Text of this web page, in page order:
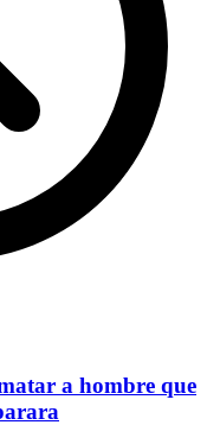
a hombre que